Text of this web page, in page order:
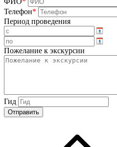
Телефон*
Период проведения
Пожелание к экскурсии
Гид